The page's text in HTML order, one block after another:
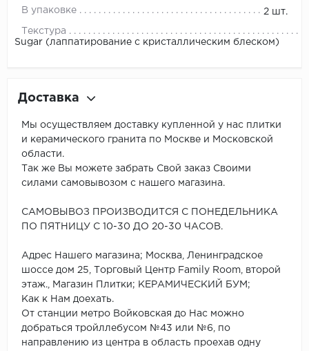
В упаковке 2 шт.
Текстура
Sugar (лаппатирование с кристаллическим блеском)
Доставка
Мы осуществляем доставку купленной у нас плитки
и керамического гранита по Москве и Московской
области.
Так же Вы можете забрать Свой заказ Своими
силами самовывозом с нашего магазина.
САМОВЫВОЗ ПРОИЗВОДИТСЯ С ПОНЕДЕЛЬНИКА
ПО ПЯТНИЦУ С 10-30 ДО 20-30 ЧАСОВ.
Адрес Нашего магазина; Москва, Ленинградское
шоссе дом 25, Торговый Центр Family Room, второй
этаж., Магазин Плитки; КЕРАМИЧЕСКИЙ БУМ;
Как к Нам доехать.
От станции метро Войковская до Нас можно
добраться тройллебусом №43 или №6, по
направлению из центра в область проехав одну